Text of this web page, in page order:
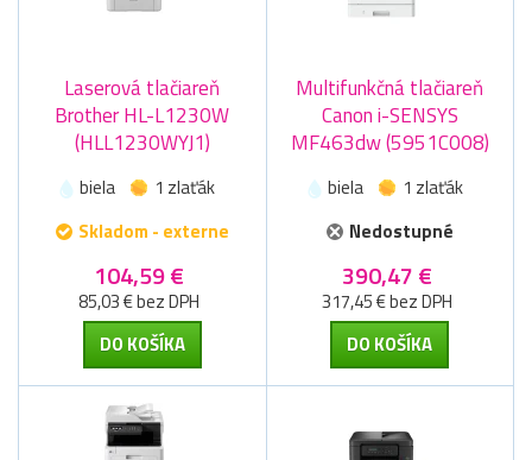
Laserová tlačiareň
Brother HL-L1230W
(HLL1230WYJ1)
biela
1 zlaťák
Skladom - externe
104,59 €
85,03 € bez DPH
DO KOŠÍKA
Multifunkčná tlačiareň
Canon i-SENSYS
MF463dw (5951C008)
biela
1 zlaťák
Nedostupné
390,47 €
317,45 € bez DPH
DO KOŠÍKA